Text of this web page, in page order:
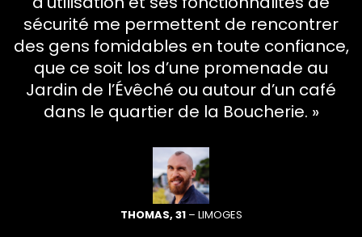
sécurité me permettent de rencontrer
des gens fomidables en toute confiance,
que ce soit los d’une promenade au
Jardin de l’Évêché ou autour d’un café
dans le quartier de la Boucherie. »
THOMAS, 31– LIMOGES